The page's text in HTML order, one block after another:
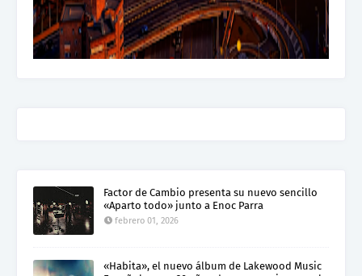
Factor de Cambio presenta su nuevo sencillo
«Aparto todo» junto a Enoc Parra
febrero 01, 2026
«Habita», el nuevo álbum de Lakewood Music